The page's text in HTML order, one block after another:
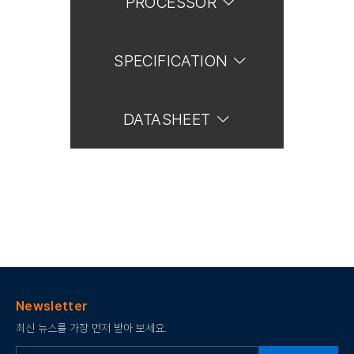
SPECIFICATION
DATASHEET
Newsletter
최신 뉴스를 가장 먼저 받아 보세요.